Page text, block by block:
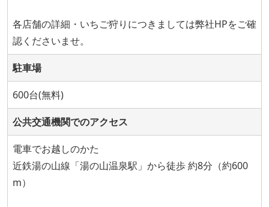
各店舗の詳細・いちご狩りにつきましては弊社HPをご確
認くださいませ。
駐車場
600台(無料)
公共交通機関でのアクセス
電車でお越しのかた
近鉄湯の山線「湯の山温泉駅」から徒歩 約8分（約600
m）